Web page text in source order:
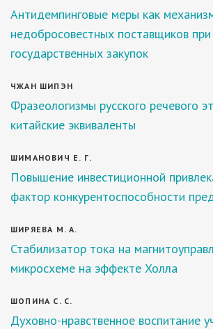
Антидемпинговые меры как
недобросовестных поставщиков
государственных закупок
ЧЖАН ШИПЭН
Фразеологизмы русского речевого
китайские эквиваленты
ШИМАНОВИЧ Е. Г.
Повышение инвестиционной
фактор конкурентоспособности
ШИРЯЕВА М. А.
Стабилизатор тока на
микросхеме на эффекте Холла
ШОПИНА С. С.
Духовно-нравственное воспитание